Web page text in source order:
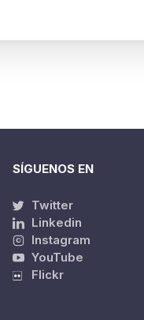
SÍGUENOS EN
Twitter
Linkedin
Instagram
YouTube
Flickr